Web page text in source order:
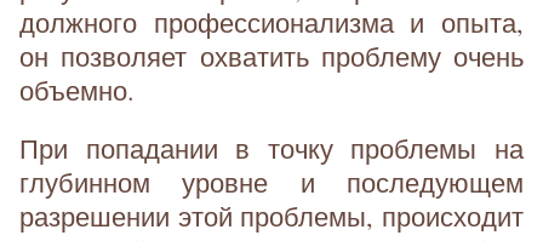
должного профессионализма и опыта,
он позволяет охватить проблему очень
объемно.
При попадании в точку проблемы на
глубинном уровне и последующем
разрешении этой проблемы, происходит